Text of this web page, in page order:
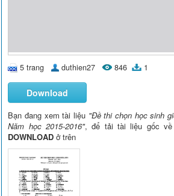
5 trang duthien27 846 1
Download
Bạn đang xem tài liệu "Đề thi chọn học sinh
Năm học 2015-2016", để tải tài liệu gốc
DOWNLOAD ở trên